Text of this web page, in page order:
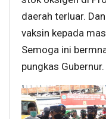
daerah terluar.
vaksin kepada
Semoga ini
pungkas Gubernur.